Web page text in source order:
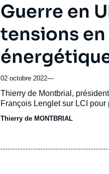
Guerre en
tensions
02 octobre 2022—
Accroche
Thierry de Montbrial,
François Lenglet sur LCI
Thierry de MONTBRIAL